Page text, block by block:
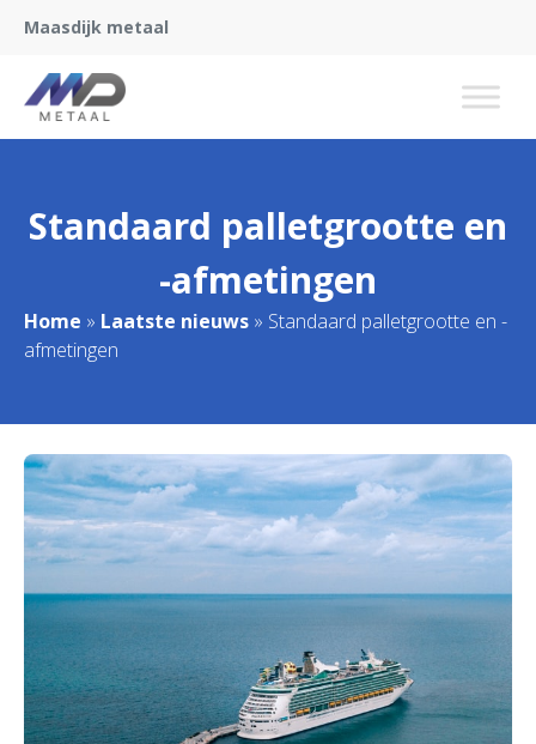
Maasdijk metaal
Standaard palletgrootte en
-afmetingen
Home » Laatste nieuws » Standaard palletgrootte en -
afmetingen